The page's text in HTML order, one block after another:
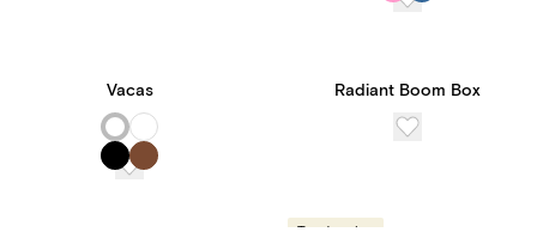
Vacas Radiant Boom Box